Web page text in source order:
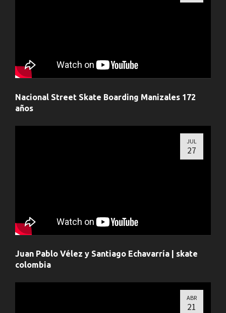
Nacional Street Skate Boarding Manizales 172
años
JUL
27
Juan Pablo Vélez y Santiago Echavarría | skate
colombia
ABR
21